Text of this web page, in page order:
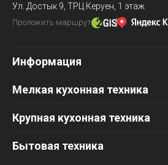
Ул. Достык 9, ТРЦ Керуен, 1 этаж
Проложить маршрут
Информация
Мелкая кухонная техника
Крупная кухонная техника
Бытовая техника